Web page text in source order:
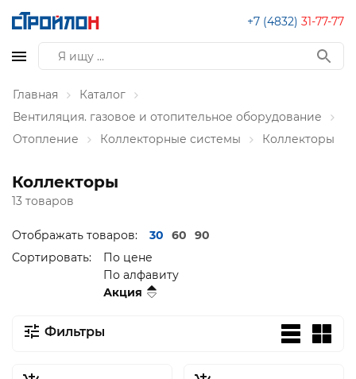
+7 (4832) 31-77-77
Главная
Каталог
Вентиляция. газовое и отопительное оборудование
Отопление
Коллекторные системы Коллекторы
Коллекторы
13 товаров
Отображать товаров: 30 60
90
Сортировать:
По цене
По алфавиту
Акция
Фильтры